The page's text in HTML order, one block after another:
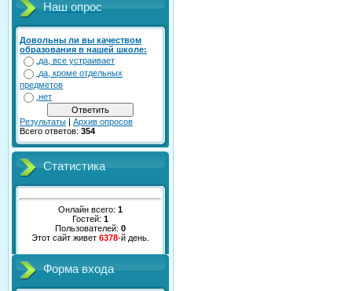
Наш опрос
Довольны ли вы качеством
образования в нашей школе:
да, все устраивает
да, кроме отдельных
предметов
нет
Результаты | Архив опросов
Всего ответов: 354
Статистика
Онлайн всего: 1
Гостей: 1
Пользователей: 0
Этот сайт живет 6378-й день.
Форма входа